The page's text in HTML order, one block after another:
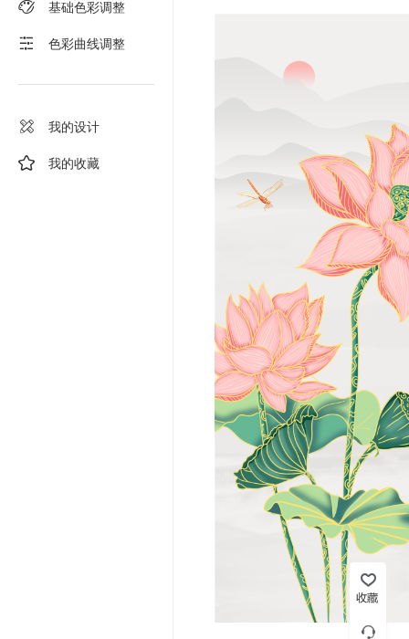
基础色彩调整
色彩曲线调整
我的设计
我的收藏